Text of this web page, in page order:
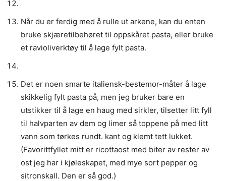
Når du er ferdig med å rulle ut arkene, kan du enten
bruke skjæretilbehøret til oppskåret pasta, eller bruke
et ravioliverktøy til å lage fylt pasta.
Det er noen smarte italiensk-bestemor-måter å lage
skikkelig fylt pasta på, men jeg bruker bare en
utstikker til å lage en haug med sirkler, tilsetter litt fyll
til halvparten av dem og limer så toppene på med litt
vann som tørkes rundt. kant og klemt tett lukket.
(Favorittfyllet mitt er ricottaost med biter av rester av
ost jeg har i kjøleskapet, med mye sort pepper og
sitronskall. Den er så god.)